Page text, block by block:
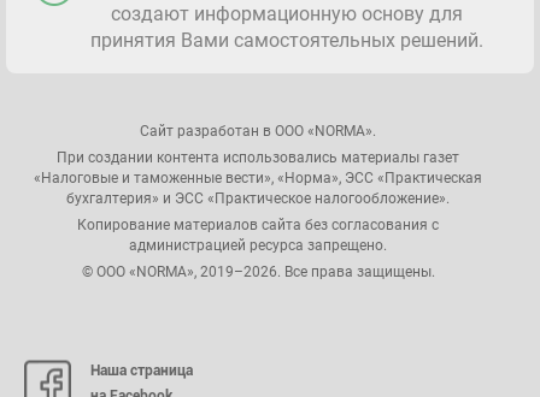
создают информационную основу для
принятия Вами самостоятельных решений.
Сайт разработан в ООО «NORMA».
При создании контента использовались материалы газет
«Налоговые и таможенные вести», «Норма», ЭСС «Практическая
бухгалтерия» и ЭСС «Практическое налогообложение».
Копирование материалов сайта без согласования с
администрацией ресурса запрещено.
© ООО «NORMA», 2019–2026. Все права защищены.
Наша страница